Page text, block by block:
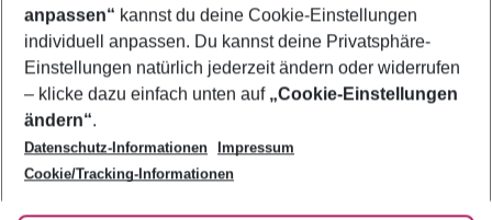
Footer
Footer navigation
Über uns
AGB
Bestpreisgarantie
Cookie-Einstellungen ändern
Cookie-Richtlinie
Agenturbetreuung
Barrierefreies Reisen
Folge uns
anpassen“ kannst du deine Cookie-Einstellungen
individuell anpassen. Du kannst deine Privatsphäre-
Einstellungen natürlich jederzeit ändern oder widerrufen
– klicke dazu einfach unten auf „Cookie-Einstellungen
ändern“.
Datenschutz-Informationen
Impressum
Cookie/Tracking-Informationen